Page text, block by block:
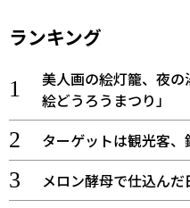
ランキング
美人画の絵灯籠、夜
絵どうろうまつり」
ターゲットは観光客、
メロン酵母で仕込ん